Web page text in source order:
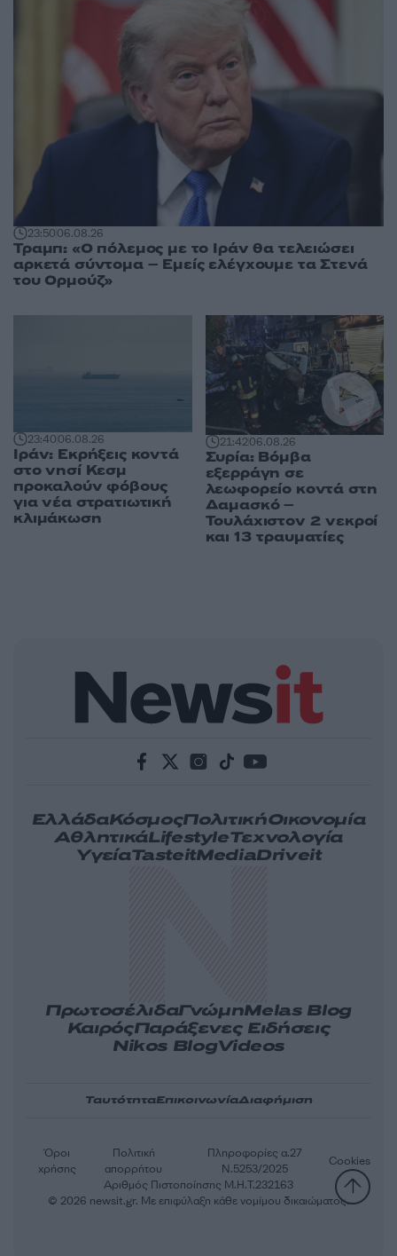
23:5006.08.26
Τραμπ: «Ο πόλεμος με το Ιράν θα τελειώσει
αρκετά σύντομα – Εμείς ελέγχουμε τα Στενά
του Ορμούζ»
23:4006.08.26
Ιράν: Εκρήξεις κοντά
στο νησί Κεσμ
προκαλούν φόβους
για νέα στρατιωτική
κλιμάκωση
21:4206.08.26
Συρία: Βόμβα
εξερράγη σε
λεωφορείο κοντά στη
Δαμασκό –
Τουλάχιστον 2 νεκροί
και 13 τραυματίες
ΕλλάδαΚόσμοςΠολιτικήΟικονομία
ΑθλητικάLifestyleΤεχνολογία
ΥγείαTasteitMediaDriveit
ΠρωτοσέλιδαΓνώμηMelas Blog
ΚαιρόςΠαράξενες Ειδήσεις
Nikos BlogVideos
ΤαυτότηταΕπικοινωνίαΔιαφήμιση
Αριθμός Πιστοποίησης Μ.Η.Τ.232163
Όροι
χρήσης
Πολιτική
απορρήτου
Πληροφορίες α.27
Ν.5253/2025
Cookies
© 2026 newsit.gr. Με επιφύλαξη κάθε νομίμου δικαιώματος.